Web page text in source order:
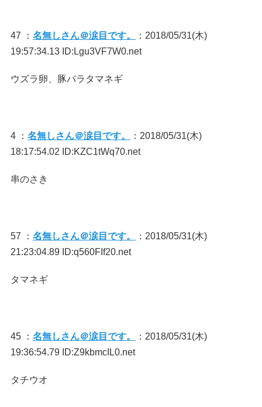
47 ： 名無しさん＠涙目です。
：2018/05/31(木)
19:57:34.13 ID:Lgu3VF7W0.net
ウズラ卵、豚バラタマネギ
4 ： 名無しさん＠涙目です。
：2018/05/31(木)
18:17:54.02 ID:KZC1tWq70.net
串のさき
57 ： 名無しさん＠涙目です。
：2018/05/31(木)
21:23:04.89 ID:q560FIf20.net
タマネギ
45 ： 名無しさん＠涙目です。
：2018/05/31(木)
19:36:54.79 ID:Z9kbmcIL0.net
タチウオ